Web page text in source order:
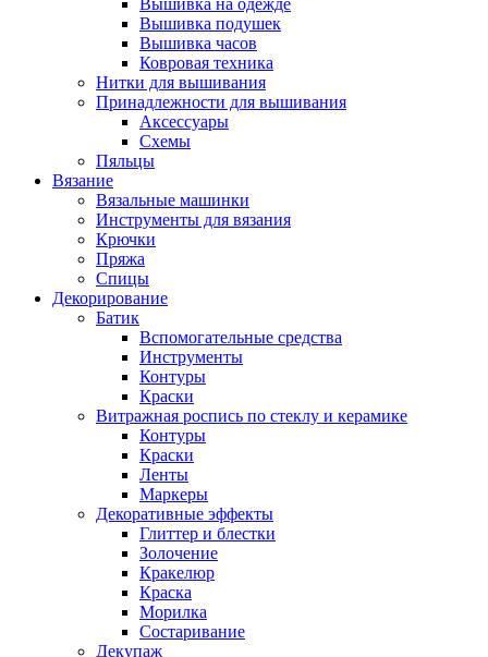
Вышивка на одежде
Вышивка подушек
Вышивка часов
Ковровая техника
Нитки для вышивания
Принадлежности для вышивания
Аксессуары
Схемы
Пяльцы
Вязание
Вязальные машинки
Инструменты для вязания
Крючки
Пряжа
Спицы
Декорирование
Батик
Вспомогательные средства
Инструменты
Контуры
Краски
Витражная роспись по стеклу и керамике
Контуры
Краски
Ленты
Маркеры
Декоративные эффекты
Глиттер и блестки
Золочение
Кракелюр
Краска
Морилка
Состаривание
Декупаж